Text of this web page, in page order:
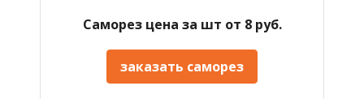
Саморез цена за шт от 8 руб.
заказать саморез